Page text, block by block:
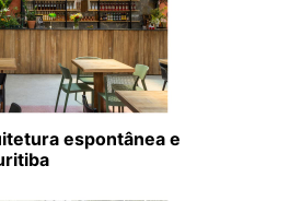
espontânea e